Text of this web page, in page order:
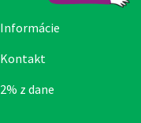
Informácie
Kontakt
2% z dane